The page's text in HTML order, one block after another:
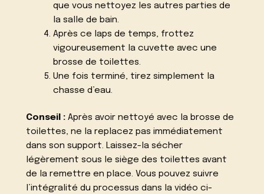
que vous nettoyez les autres parties de
la salle de bain.
Après ce laps de temps, frottez
vigoureusement la cuvette avec une
brosse de toilettes.
Une fois terminé, tirez simplement la
chasse d’eau.
Conseil : Après avoir nettoyé avec la brosse de
toilettes, ne la replacez pas immédiatement
dans son support. Laissez-la sécher
légèrement sous le siège des toilettes avant
de la remettre en place. Vous pouvez suivre
l’intégralité du processus dans la vidéo ci-